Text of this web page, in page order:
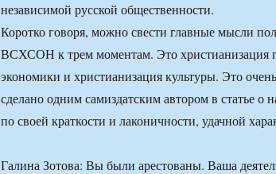
независимой русской общественности.
Коротко говоря, можно свести главные мысли
ВСХСОН к трем моментам. Это христианизация
экономики и христианизация культуры. Это
сделано одним самиздатским автором в статье о
по своей краткости и лаконичности, удачной
Галина Зотова: Вы были арестованы. Ваша